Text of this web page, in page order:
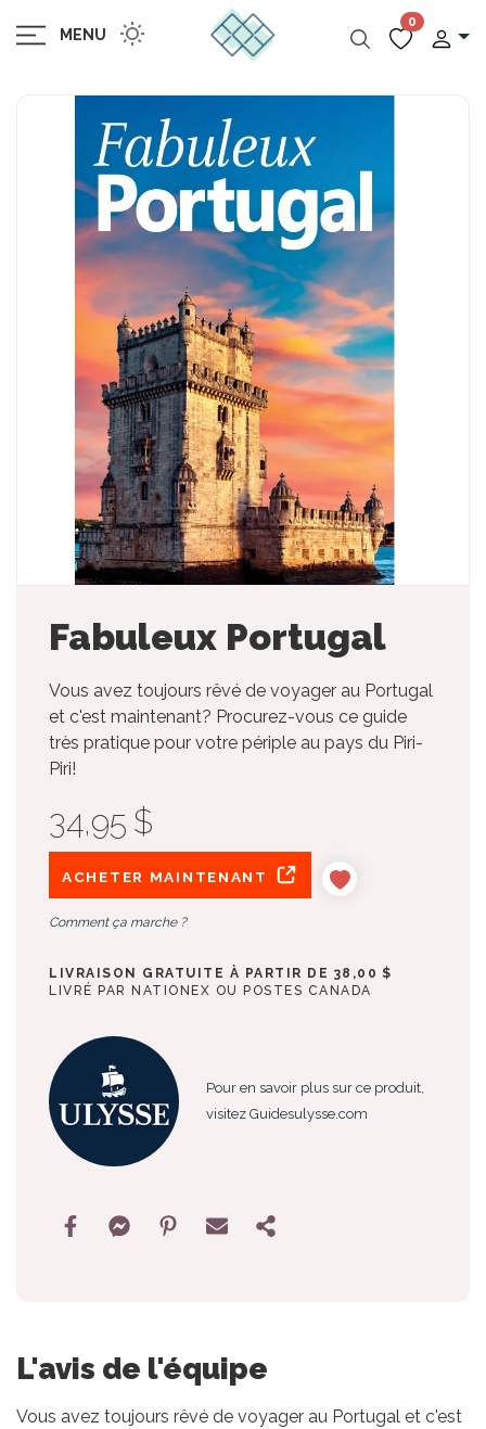
MENU
0
Fabuleux Portugal
Vous avez toujours rêvé de voyager au Portugal
et c'est maintenant? Procurez-vous ce guide
très pratique pour votre périple au pays du Piri-
Piri!
34,95 $
ACHETER MAINTENANT
Comment ça marche ?
LIVRAISON GRATUITE À PARTIR DE 38,00 $
LIVRÉ PAR NATIONEX OU POSTES CANADA
Pour en savoir plus sur ce produit,
visitez Guidesulysse.com
L'avis de l'équipe
Vous avez toujours rêvé de voyager au Portugal et c'est